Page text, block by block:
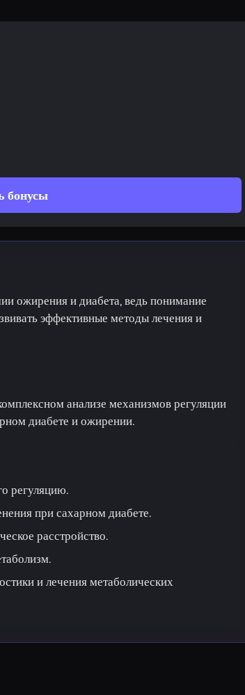
бонусы
ожирения и диабета, ведь понимание
эффективные методы лечения и
анализе механизмов регуляции
диабете и ожирении.
регуляцию.
при сахарном диабете.
расстройство.
и лечения метаболических